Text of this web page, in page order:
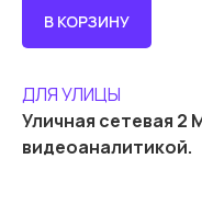
В КОРЗИНУ
ДЛЯ УЛИЦЫ
Уличная сетевая 2
видеоаналитикой.